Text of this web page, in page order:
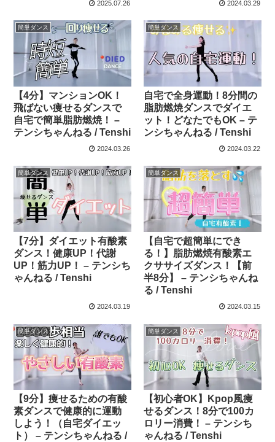
2025.07.26 2024.03.29
簡単ダンス
【4分】マンションOK！
飛ばない痩せるダンスで
自宅で簡単脂肪燃焼！ –
テンシちゃんねる / Tenshi
2024.03.26
簡単ダンス
自宅で全身運動！8分間の
脂肪燃焼ダンスでダイエ
ット！どなたでもOK – テ
ンシちゃんねる / Tenshi
2024.03.22
簡単ダンス
【7分】ダイエット有酸素
ダンス！健康UP！代謝
UP！筋力UP！ – テンシち
ゃんねる / Tenshi
2024.03.19
簡単ダンス
【自宅で超簡単にでき
る！】脂肪燃焼有酸素エ
クササイズダンス！【前
半8分】 – テンシちゃんね
る / Tenshi
2024.03.15
簡単ダンス
【9分】痩せるための有酸
素ダンスで健康的に運動
しよう！（自宅ダイエッ
ト） – テンシちゃんねる /
簡単ダンス
【初心者OK】Kpop風痩
せるダンス！8分で100カ
ロリー消費！ – テンシち
ゃんねる / Tenshi